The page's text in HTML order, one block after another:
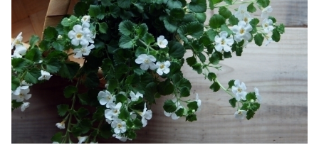
ココロ/カラダ
グルメ
トラベル
カルチャー/エンタメ